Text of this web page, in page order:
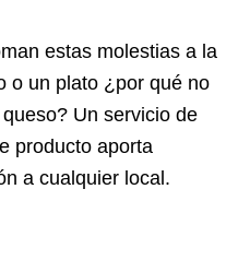
estas molestias a la
o un plato ¿por qué no
Un servicio de
producto aporta
a cualquier local.